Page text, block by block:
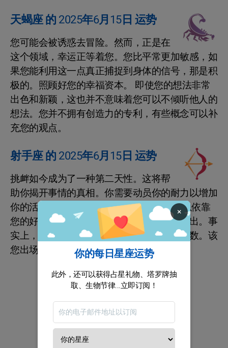
天蝎座 的 2025年6月15日 运势
您可能会被诱惑去冒险。然而，正是在
这个领域，幸运正等着您。您比平常更加敏感，如
果您能利用这一点真正捕捉到身体的信号，那是积
极的。照顾好您的幸福资本。 即使您的想法非常
出色和新颖，这也并不意味着您可以不倾听他人的
想法。您并不拥有创造力的专利，有些概念可以补
充您的观点。
射手座 的 2025年6月15日 运势
挑衅如今成为了一种第二天性。这将帮
助你揭开事情的真相。你需要动员你的耐力以增加
你的活力。避免剧烈的努力。 今天，您可以依靠
您的好主意和社交能力来引起轰动，脱颖而出。事
实上，您有许多优势，不会被忽视并赢得分数。该
您出场了！
×
你的每日星座运势
此外，还可以获得占星礼物、塔罗牌抽
取、生物节律...立即订阅！